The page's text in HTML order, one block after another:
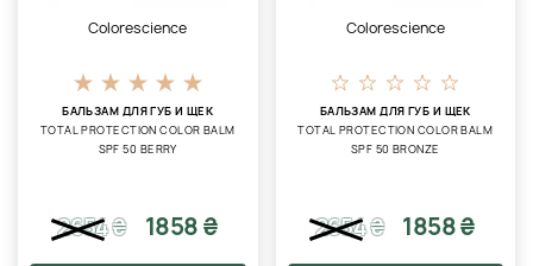
Colorescience
БАЛЬЗАМ ДЛЯ ГУБ И ЩЕК
TOTAL PROTECTION COLOR BALM
SPF 50 BERRY
2654₴ 1858 ₴
Colorescience
БАЛЬЗАМ ДЛЯ ГУБ И ЩЕК
TOTAL PROTECTION COLOR BALM
SPF 50 BRONZE
2654₴ 1858 ₴